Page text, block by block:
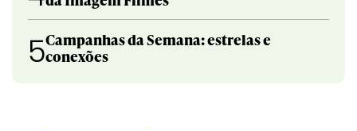
5Campanhas da Semana: estrelas e
conexões